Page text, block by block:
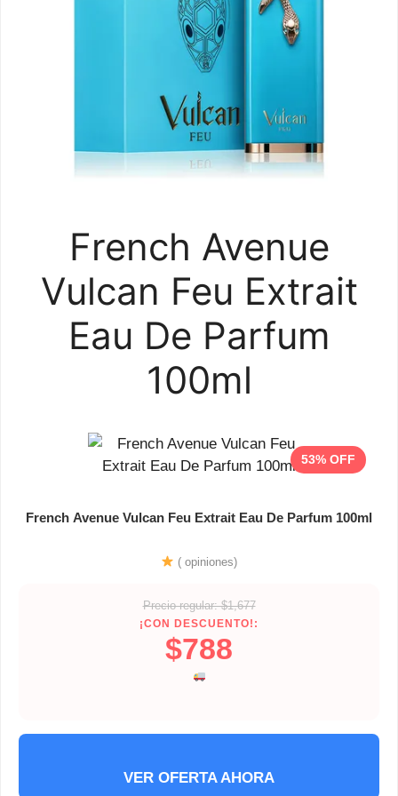
French Avenue
Vulcan Feu Extrait
Eau De Parfum
100ml
53% OFF
French Avenue Vulcan Feu Extrait Eau De Parfum 100ml
( opiniones)
Precio regular: $1,677
¡CON DESCUENTO!:
$788
VER OFERTA AHORA